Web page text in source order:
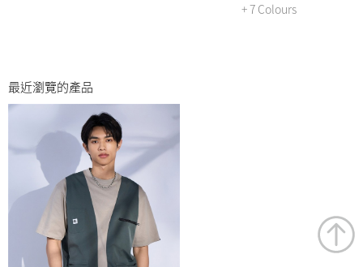
+ 7 Colours
最近瀏覽的產品